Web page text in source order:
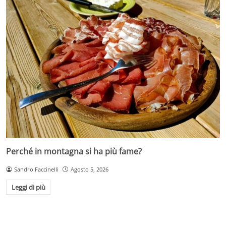
Perché in montagna si ha più fame?
Sandro Faccinelli Agosto 5, 2026
Leggi di più